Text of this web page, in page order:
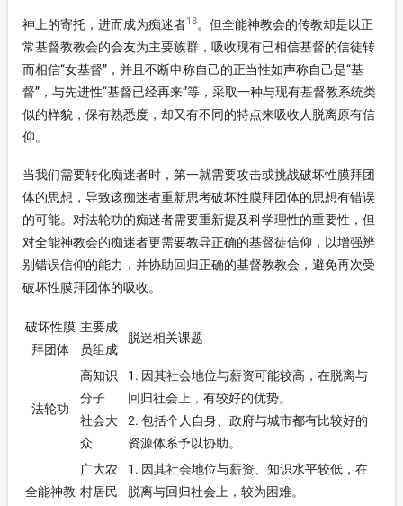
神上的寄托，进而成为痴迷者18。但全能神教会的传教却是以正
常基督教教会的会友为主要族群，吸收现有已相信基督的信徒转
而相信“女基督”，并且不断申称自己的正当性如声称自己是“基
督”，与先进性“基督已经再来”等，采取一种与现有基督教系统类
似的样貌，保有熟悉度，却又有不同的特点来吸收人脱离原有信
仰。
当我们需要转化痴迷者时，第一就需要攻击或挑战破坏性膜拜团
体的思想，导致该痴迷者重新思考破坏性膜拜团体的思想有错误
的可能。对法轮功的痴迷者需要重新提及科学理性的重要性，但
对全能神教会的痴迷者更需要教导正确的基督徒信仰，以增强辨
别错误信仰的能力，并协助回归正确的基督教教会，避免再次受
破坏性膜拜团体的吸收。
破坏性膜
拜团体
主要成
员组成
脱迷相关课题
法轮功
高知识
分子
社会大
众
1. 因其社会地位与薪资可能较高，在脱离与
回归社会上，有较好的优势。
2. 包括个人自身、政府与城市都有比较好的
资源体系予以协助。
全能神教
广大农
村居民
1. 因其社会地位与薪资、知识水平较低，在
脱离与回归社会上，较为困难。